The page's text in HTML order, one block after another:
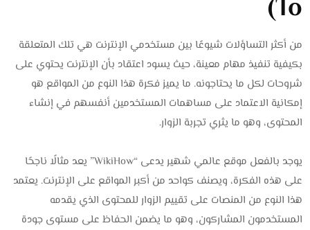
To)
من أكثر التساؤلات شيوعًا بين مستخدمي الإنترنت هي تلك المتعلقة
بكيفية تنفيذ مهام معينة، حيث يسود اعتقاد بأن الإنترنت يحتوي على
شروحات لكل ما يحتاجونه. ما يميز فكرة هذا النوع من المواقع هو
إمكانية الاعتماد على مساهمات المستخدمين أنفسهم في إنشاء
المحتوى، وهو ما يثري تجربة الزوار.
يوجد بالفعل موقع عالمي شهير يدعى “WikiHow” يعد مثالًا ناجحًا
على هذه الفكرة، ويصنف كواحد من أكبر المواقع على الإنترنت. يعتمد
هذا النوع من المنصات على تقييم الزوار للمحتوى الذي يقدمه
المستخدمون المشاركون، وهو ما يضمن الحفاظ على مستوى جودة